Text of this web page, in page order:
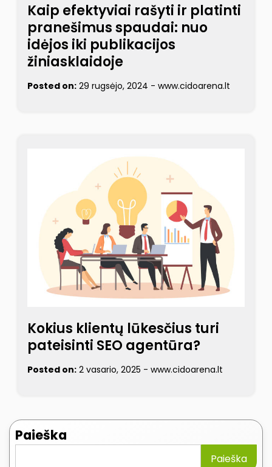
Kaip efektyviai rašyti ir platinti
pranešimus spaudai: nuo
idėjos iki publikacijos
žiniasklaidoje
Posted on: 29 rugsėjo, 2024 - www.cidoarena.lt
Kokius klientų lūkesčius turi
pateisinti SEO agentūra?
Posted on: 2 vasario, 2025 - www.cidoarena.lt
Paieška
Paieška